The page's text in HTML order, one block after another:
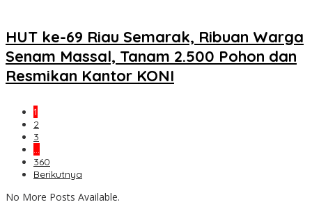
HUT ke-69 Riau Semarak, Ribuan Warga
Senam Massal, Tanam 2.500 Pohon dan
Resmikan Kantor KONI
1
2
3
…
360
Berikutnya
No More Posts Available.